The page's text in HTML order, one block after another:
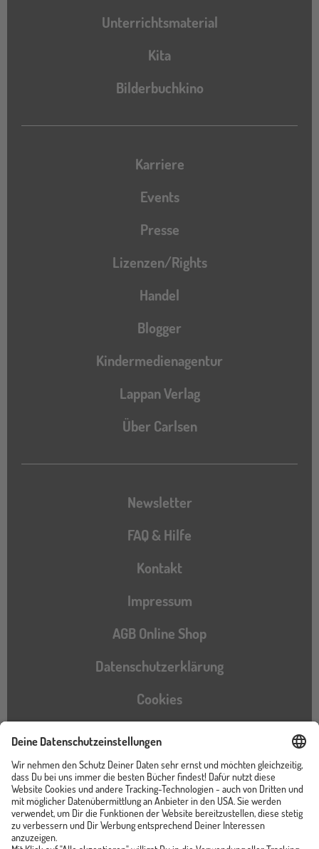
Unterrichtsmaterial
Kita
Bilderbuchkino
Karriere
Events
Presse
Lizenzen/Rights
Handel
Blogger
Kindermedienagentur
Lappan Verlag
Über Carlsen
Newsletter
FAQ & Hilfe
Kontakt
Impressum
AGB Online Shop
Datenschutzerklärung
Cookies
Barrierefreiheitserklärung
Instagram
TikTokPinterestYouTubeFacebook